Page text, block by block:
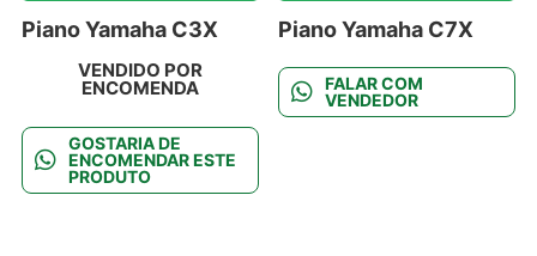
Piano Yamaha C3X
VENDIDO POR
ENCOMENDA
GOSTARIA DE
ENCOMENDAR ESTE
PRODUTO
Piano Yamaha C7X
FALAR COM
VENDEDOR